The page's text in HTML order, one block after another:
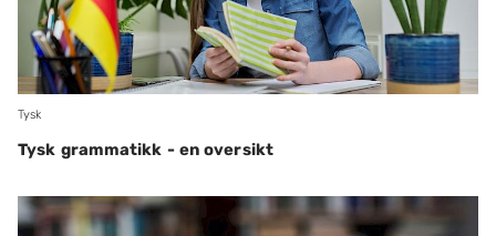
Tysk
Tysk grammatikk - en oversikt